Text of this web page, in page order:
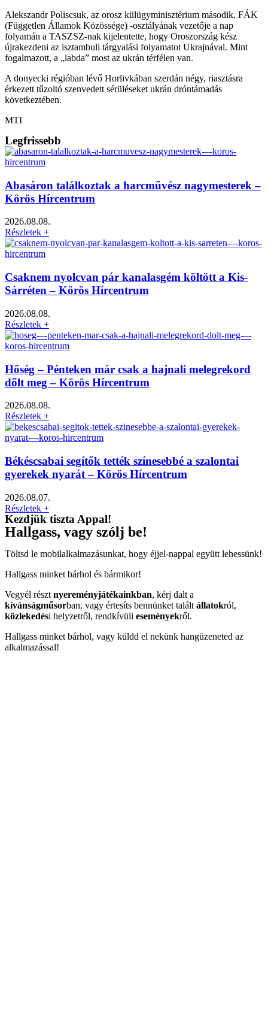
Alekszandr Poliscsuk, az orosz külügyminisztérium második, FÁK
(Független Államok Közössége) -osztályának vezetője a nap
folyamán a TASZSZ-nak kijelentette, hogy Oroszország kész
újrakezdeni az isztambuli tárgyalási folyamatot Ukrajnával. Mint
fogalmazott, a „labda” most az ukrán térfélen van.
A donyecki régióban lévő Horlivkában szerdán négy, riasztásra
érkezett tűzoltó szenvedett sérüléseket ukrán dróntámadás
következtében.
MTI
Legfrissebb
Abasáron találkoztak a harcművész nagymesterek –
Körös Hírcentrum
2026.08.08.
Részletek +
Csaknem nyolcvan pár kanalasgém költött a Kis-
Sárréten – Körös Hírcentrum
2026.08.08.
Részletek +
Hőség – Pénteken már csak a hajnali melegrekord
dőlt meg – Körös Hírcentrum
2026.08.08.
Részletek +
Békéscsabai segítők tették színesebbé a szalontai
gyerekek nyarát – Körös Hírcentrum
2026.08.07.
Részletek +
Kezdjük tiszta Appal!
Hallgass, vagy szólj be!
Töltsd le mobilalkalmazásunkat, hogy éjjel-nappal együtt lehessünk!
Hallgass minket bárhol és bármikor!
Vegyél részt nyereményjátékainkban, kérj dalt a
kívánságműsorban, vagy értesíts bennünket talált állatokról,
közlekedési helyzetről, rendkívüli eseményekről.
Hallgass minket bárhol, vagy küldd el nekünk hangüzeneted az
alkalmazással!